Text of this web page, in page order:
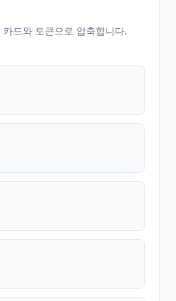
드와 토큰으로 압축합니다.